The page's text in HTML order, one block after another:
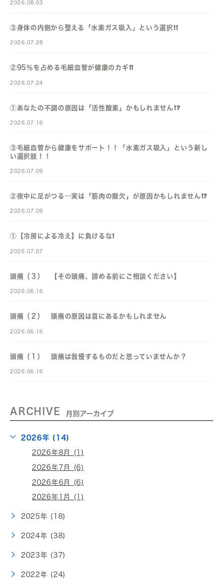
2026.08.03
③身体の内側から整える「水素ガス吸入」という選択❗️❗️
2026.07.28
②95％を占める毛細血管が健康のカギ❗️❗️
2026.07.24
①あなたの不調の原因は「活性酸素」かもしれません❗️❓️
2026.07.16
③毛細血管から健康をサポート！！「水素ガス吸入」という新し
い選択肢！！
2026.07.09
②夜中に足がつる…実は「筋肉の酸欠」が原因かもしれません❗️❓️
2026.07.09
①【冷房による冷え】に負けるな❗️
2026.07.07
頭痛（３） 【その頭痛、諦める前にご相談ください】
2026.06.16
頭痛（２） 頭痛の原因は首にあるかもしれません
2026.06.16
頭痛（１） 頭痛は我慢するものだと思っていませんか？
2026.06.16
ARCHIVE 月別アーカイブ
2026年 (14)
2026年8月 (1)
2026年7月 (6)
2026年6月 (6)
2026年1月 (1)
2025年 (18)
2024年 (38)
2023年 (37)
2022年 (24)